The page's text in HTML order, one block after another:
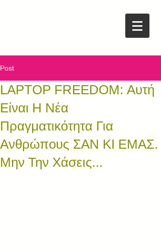
Post
LAPTOP FREEDOM: Αυτή
Είναι Η Νέα
Πραγματικότητα Για
Ανθρώπους ΣΑΝ ΚΙ ΕΜΑΣ.
Μην Την Χάσεις...